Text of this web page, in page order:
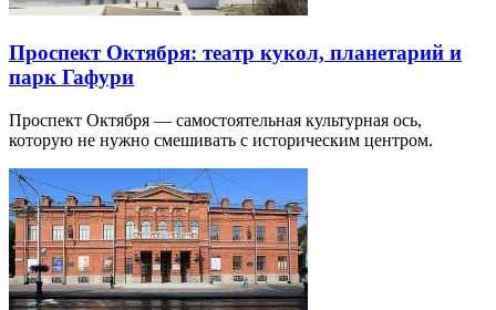
Проспект Октября: театр кукол, планетарий и
парк Гафури
Проспект Октября — самостоятельная культурная ось,
которую не нужно смешивать с историческим центром.